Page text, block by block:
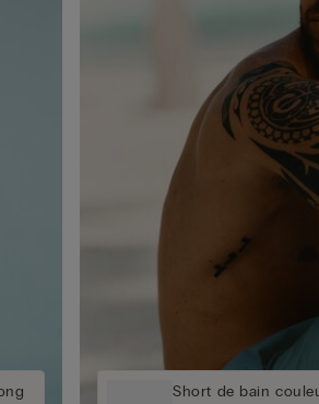
Short de bain